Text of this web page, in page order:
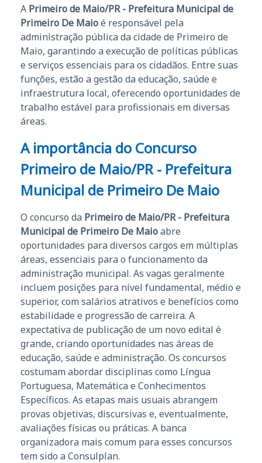
A Primeiro de Maio/PR - Prefeitura Municipal de
Primeiro De Maioé responsável pela
administração pública da cidade de Primeiro de
Maio, garantindo a execução de políticas públicas
e serviços essenciais para os cidadãos. Entre suas
funções, estão a gestão da educação, saúde e
infraestrutura local, oferecendo oportunidades de
trabalho estável para profissionais em diversas
áreas.
A importância do Concurso
Primeiro de Maio/PR - Prefeitura
Municipal de Primeiro De Maio
O concurso da Primeiro de Maio/PR - Prefeitura
Municipal de Primeiro De Maioabre
oportunidades para diversos cargos em múltiplas
áreas, essenciais para o funcionamento da
administração municipal. As vagas geralmente
incluem posições para nível fundamental, médio e
superior, com salários atrativos e benefícios como
estabilidade e progressão de carreira. A
expectativa de publicação de um novo edital é
grande, criando oportunidades nas áreas de
educação, saúde e administração. Os concursos
costumam abordar disciplinas como Língua
Portuguesa, Matemática e Conhecimentos
Específicos. As etapas mais usuais abrangem
provas objetivas, discursivas e, eventualmente,
avaliações físicas ou práticas. A banca
organizadora mais comum para esses concursos
tem sido a Consulplan.